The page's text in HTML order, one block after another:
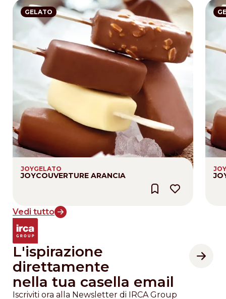
GELATO
JOYGELATO
JOYCOUVERTURE ARANCIA
Vedi tutto
L'ispirazione
direttamente
nella tua casella email
Iscriviti ora alla Newsletter di IRCA Group